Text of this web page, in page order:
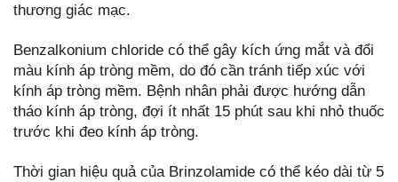
thương giác mạc.
Benzalkonium chloride có thể gây kích ứng mắt và đổi
màu kính áp tròng mềm, do đó cần tránh tiếp xúc với
kính áp tròng mềm. Bệnh nhân phải được hướng dẫn
tháo kính áp tròng, đợi ít nhất 15 phút sau khi nhỏ thuốc
trước khi đeo kính áp tròng.
Thời gian hiệu quả của Brinzolamide có thể kéo dài từ 5